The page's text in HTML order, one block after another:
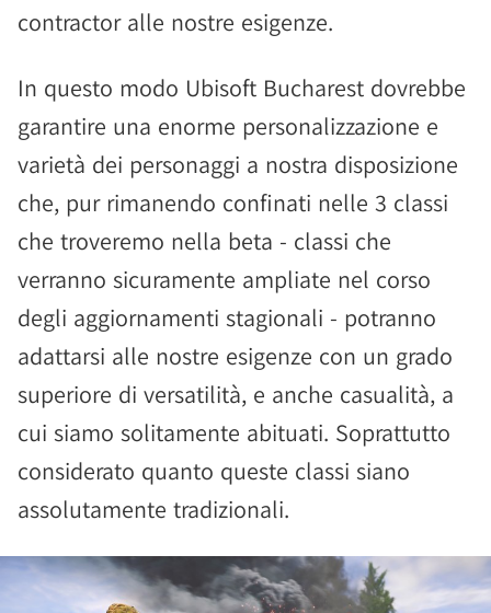
contractor alle nostre esigenze.
In questo modo Ubisoft Bucharest dovrebbe
garantire una enorme personalizzazione e
varietà dei personaggi a nostra disposizione
che, pur rimanendo confinati nelle 3 classi
che troveremo nella beta - classi che
verranno sicuramente ampliate nel corso
degli aggiornamenti stagionali - potranno
adattarsi alle nostre esigenze con un grado
superiore di versatilità, e anche casualità, a
cui siamo solitamente abituati. Soprattutto
considerato quanto queste classi siano
assolutamente tradizionali.